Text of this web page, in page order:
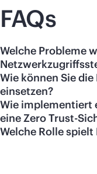
FAQs
Welche Probleme
Wie können Sie
einsetzen?
Wie implementiert
eine Zero Trust-
Welche Rolle spielt